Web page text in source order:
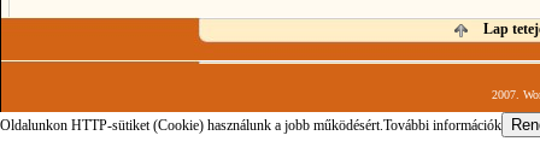
Lap
2007.
Oldalunkon HTTP-sütiket (Cookie) használunk a jobb működésért.További információk